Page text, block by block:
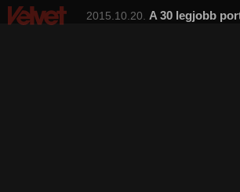
A 30 legjobb
2015.10.20.